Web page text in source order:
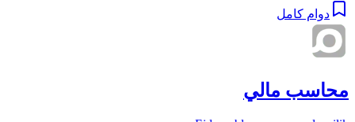
دوام كامل
محاسب مالي